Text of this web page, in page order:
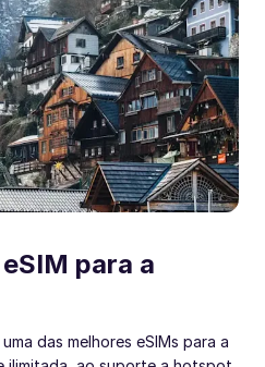
para a
das melhores eSIMs para a